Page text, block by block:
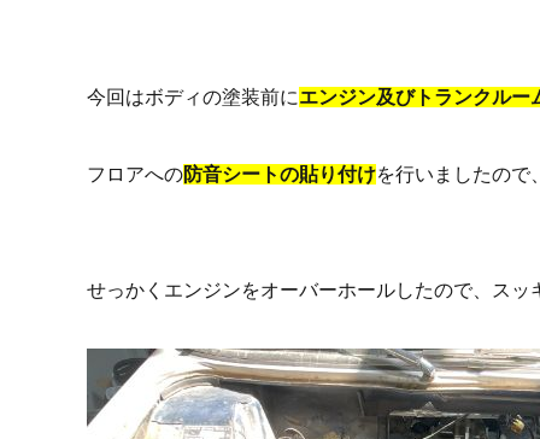
今回はボディの塗装前にエンジン及びトランクルー
フロアへの防音シートの貼り付けを行いましたので
せっかくエンジンをオーバーホールしたので、スッ